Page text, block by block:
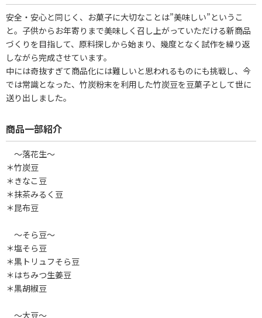
安全・安心と同じく、お菓子に大切なことは”美味しい”というこ
と。子供からお年寄りまで美味しく召し上がっていただける新商品
づくりを目指して、原料探しから始まり、幾度となく試作を繰り返
しながら完成させています。
中には奇抜すぎて商品化には難しいと思われるものにも挑戦し、今
では常識となった、竹炭粉末を利用した竹炭豆を豆菓子として世に
送り出しました。
商品一部紹介
～落花生～
＊竹炭豆
＊きなこ豆
＊抹茶みるく豆
＊昆布豆
～そら豆～
＊塩そら豆
＊黒トリュフそら豆
＊はちみつ生姜豆
＊黒胡椒豆
～大豆～